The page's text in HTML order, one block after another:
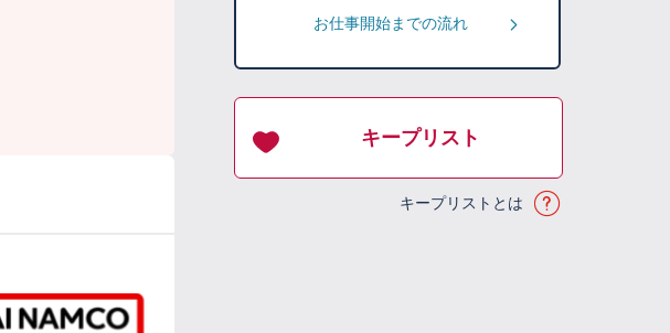
お仕事開始までの流れ
キープリスト
キープリストとは